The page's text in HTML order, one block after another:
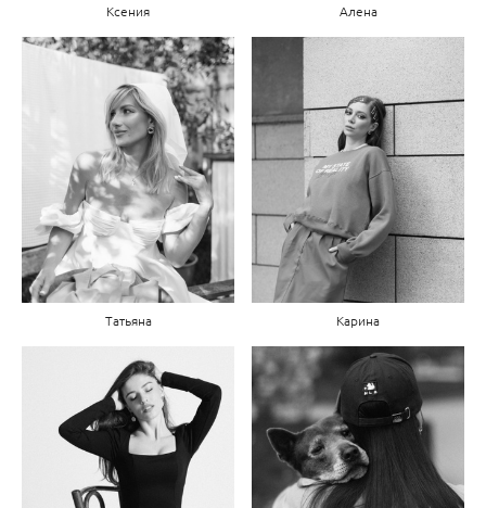
Ксения Алена
Татьяна Карина